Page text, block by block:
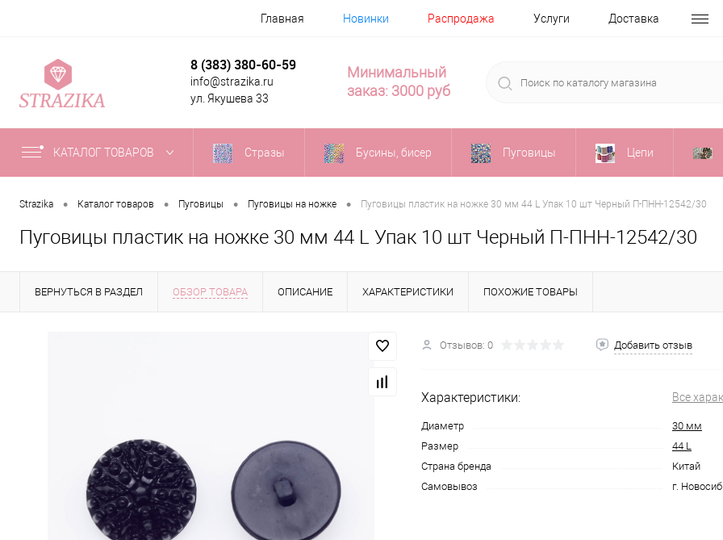
Главная Новинки Распродажа Услуги Доставка
8 (383) 380-60-59
info@strazika.ru
ул. Якушева 33
Минимальный
заказ: 3000 руб
КАТАЛОГ ТОВАРОВ Стразы Бусины, бисер Пуговицы Цепи
Strazika • Каталог товаров • Пуговицы • Пуговицы на ножке • Пуговицы пластик на ножке 30 мм 44 L Упак 10 шт Черный П-ПНН-12542/30
Пуговицы пластик на ножке 30 мм 44 L Упак 10 шт Черный П-ПНН-12542/30
ВЕРНУТЬСЯ В РАЗДЕЛ ОБЗОР ТОВАРА ОПИСАНИЕ ХАРАКТЕРИСТИКИ ПОХОЖИЕ ТОВАРЫ
Отзывов: 0 Добавить отзыв
Характеристики: Все
Диаметр
30 мм
Размер
44 L
Страна бренда
Китай
Самовывоз
г.